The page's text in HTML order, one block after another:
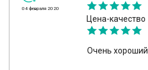
04 февраля 2020
Цена-качество
Очень